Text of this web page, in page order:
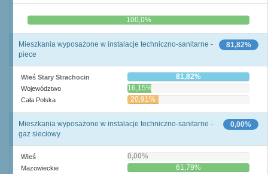
0,0% 100,0%
81,82%
Mieszkania wyposażone w instalacje techniczno-sanitarne -
piece
Wieś Stary Strachocin 81,82%
Województwo 16,15%
Cała Polska 20,91%
0,00%
Mieszkania wyposażone w instalacje techniczno-sanitarne -
gaz sieciowy
Wieś 0,00%
Mazowieckie 61,79%